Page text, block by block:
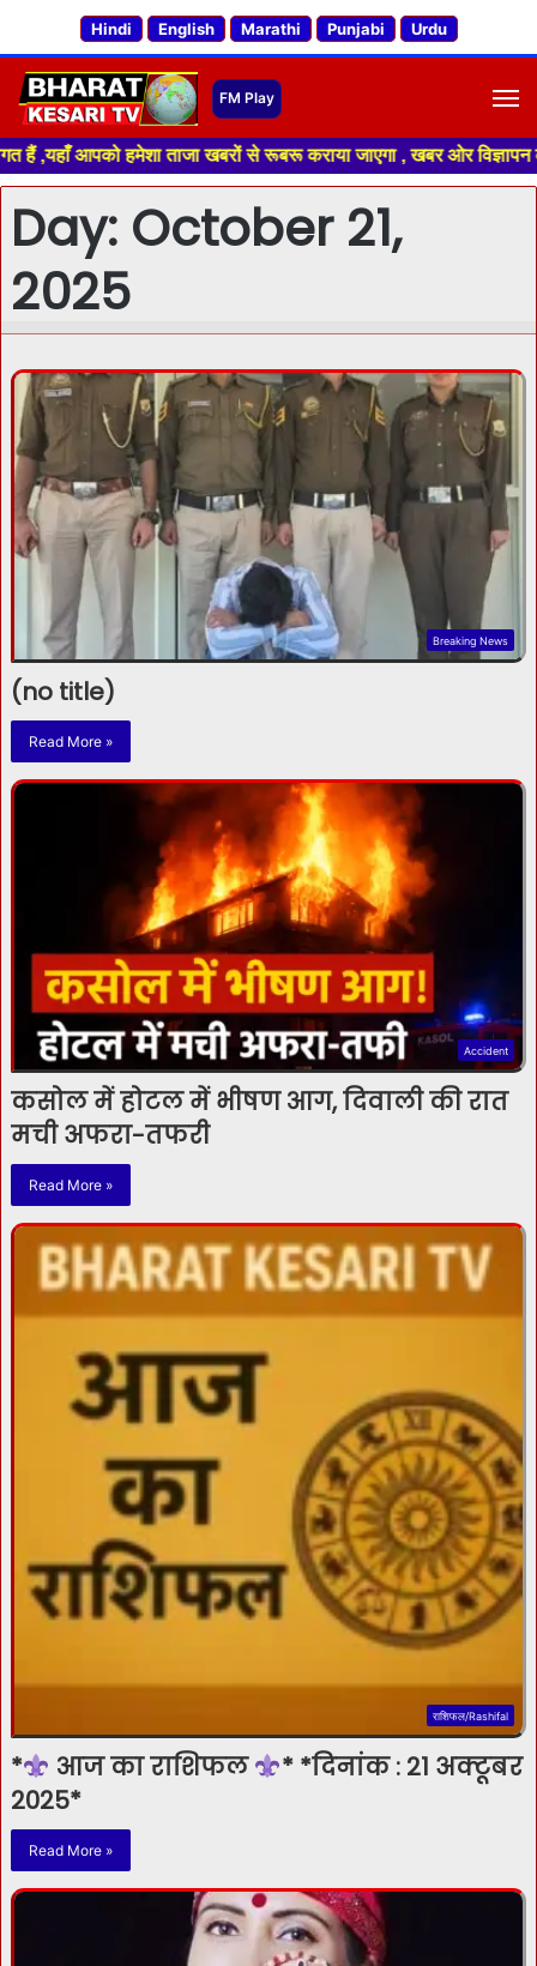
Hindi English Marathi Punjabi Urdu
आपको हमेशा ताजा खबरों से रूबरू कराया जाएगा , खबर ओर विज्ञापन के
Day: October 21,
2025
Breaking News
(no title)
Read More »
Accident
कसोल में होटल में भीषण आग, दिवाली की रात
मची अफरा-तफरी
Read More »
राशिफल/Rashifal
* आज का राशिफल
* *दिनांक : 21 अक्टूबर
2025*
Read More »